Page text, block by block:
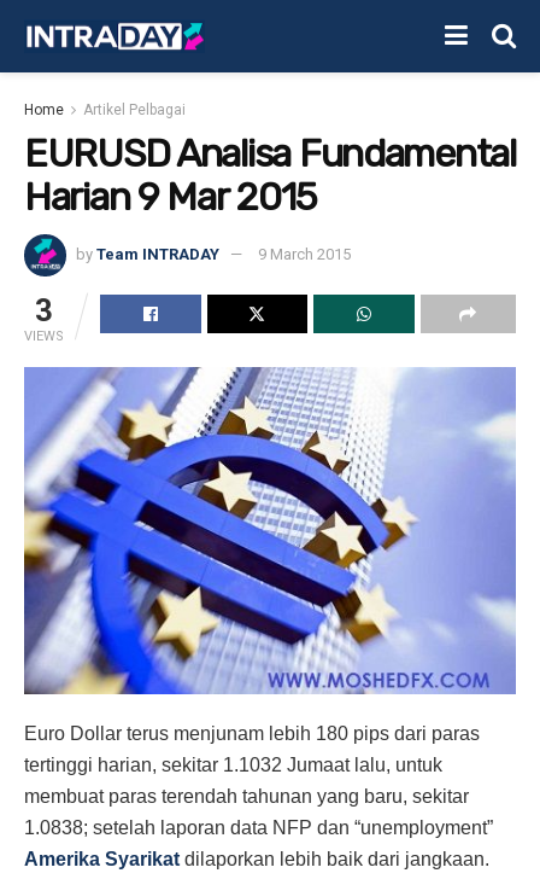
Home Artikel Pelbagai
EURUSD Analisa Fundamental
Harian 9 Mar 2015
by Team INTRADAY 9 March 2015
3
VIEWS
Euro Dollar terus menjunam lebih 180 pips dari paras
tertinggi harian, sekitar 1.1032 Jumaat lalu, untuk
membuat paras terendah tahunan yang baru, sekitar
1.0838; setelah laporan data NFP dan “unemployment”
Amerika Syarikatdilaporkan lebih baik dari jangkaan.